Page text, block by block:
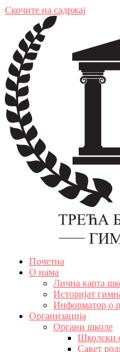
Скочите на садржај
Почетна
О нама
Лична карта
Историјат
Информатор о
Организација
Органи школе
Школски
Савет